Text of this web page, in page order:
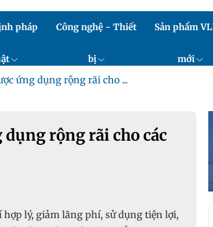
pháp Công nghệ - Thiết
bị
Sản phẩm
mới
ứng dụng rộng rãi cho ...
rộng rãi cho các
lý, giảm lãng phí, sử dụng tiện lợi,